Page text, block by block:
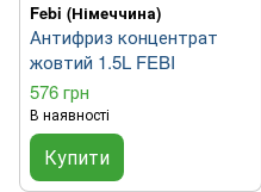
Febi (Німеччина)
Антифриз концентрат
жовтий 1.5L FEBI
576 грн
В наявності
Купити